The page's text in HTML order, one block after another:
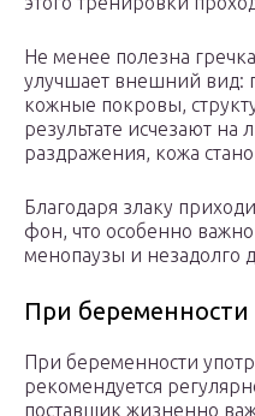
Не менее полезна
улучшает внешний вид:
кожные покровы,
результате исчезают на
раздражения, кожа
Благодаря злаку
фон, что особенно
менопаузы и незадолго
При беременности
При беременности
рекомендуется
поставщик жизненно